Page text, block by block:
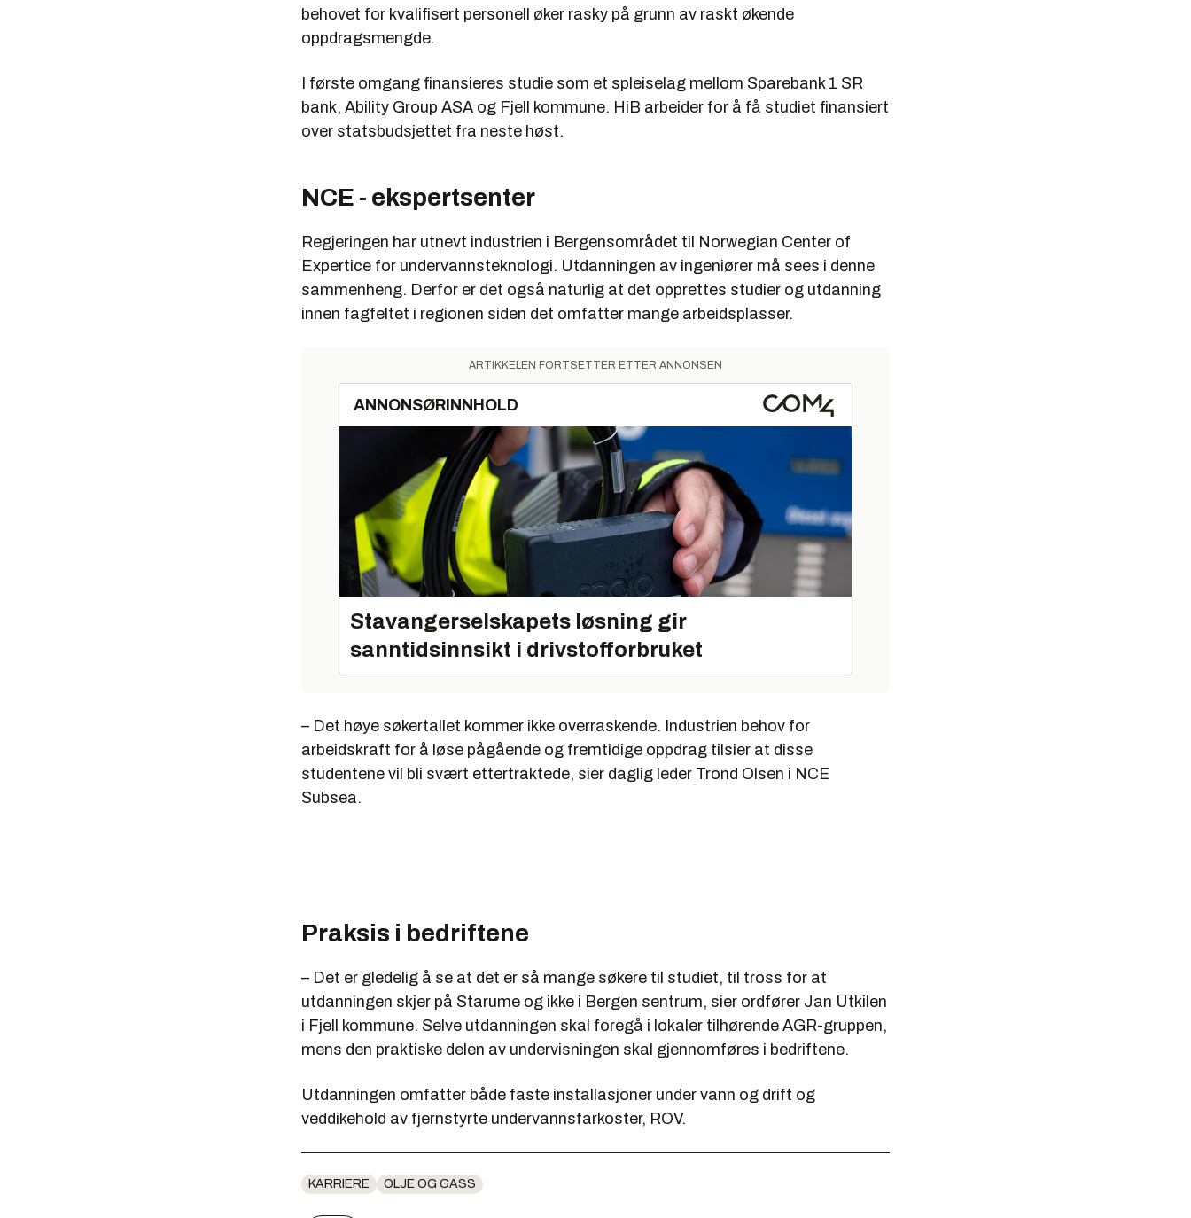
behovet for kvalifisert personell øker rasky på grunn av raskt økende
oppdragsmengde.
I første omgang finansieres studie som et spleiselag mellom Sparebank 1 SR
bank, Ability Group ASA og Fjell kommune. HiB arbeider for å få studiet finansiert
over statsbudsjettet fra neste høst.
NCE - ekspertsenter
Regjeringen har utnevt industrien i Bergensområdet til Norwegian Center of
Expertice for undervannsteknologi. Utdanningen av ingeniører må sees i denne
sammenheng. Derfor er det også naturlig at det opprettes studier og utdanning
innen fagfeltet i regionen siden det omfatter mange arbeidsplasser.
ARTIKKELEN FORTSETTER ETTER ANNONSEN
ANNONSØRINNHOLD
Stavangerselskapets løsning gir
sanntidsinnsikt i drivstofforbruket
– Det høye søkertallet kommer ikke overraskende. Industrien behov for
arbeidskraft for å løse pågående og fremtidige oppdrag tilsier at disse
studentene vil bli svært ettertraktede, sier daglig leder Trond Olsen i NCE
Subsea.
Praksis i bedriftene
– Det er gledelig å se at det er så mange søkere til studiet, til tross for at
utdanningen skjer på Starume og ikke i Bergen sentrum, sier ordfører Jan Utkilen
i Fjell kommune. Selve utdanningen skal foregå i lokaler tilhørende AGR-gruppen,
mens den praktiske delen av undervisningen skal gjennomføres i bedriftene.
Utdanningen omfatter både faste installasjoner under vann og drift og
veddikehold av fjernstyrte undervannsfarkoster, ROV.
KARRIERE OLJE OG GASS